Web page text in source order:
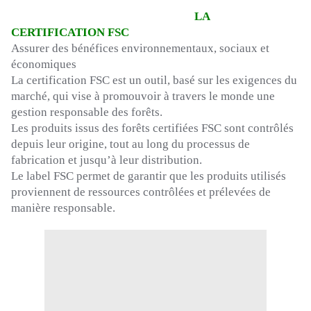
LA
CERTIFICATION FSC
Assurer des bénéfices environnementaux, sociaux et
économiques
La certification FSC est un outil, basé sur les exigences du
marché, qui vise à promouvoir à travers le monde une
gestion responsable des forêts.
Les produits issus des forêts certifiées FSC sont contrôlés
depuis leur origine, tout au long du processus de
fabrication et jusqu’à leur distribution.
Le label FSC permet de garantir que les produits utilisés
proviennent de ressources contrôlées et prélevées de
manière responsable.